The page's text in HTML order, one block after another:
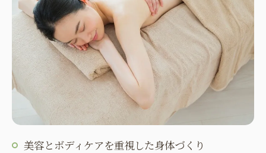
美容とボディケアを重視した身体づくり